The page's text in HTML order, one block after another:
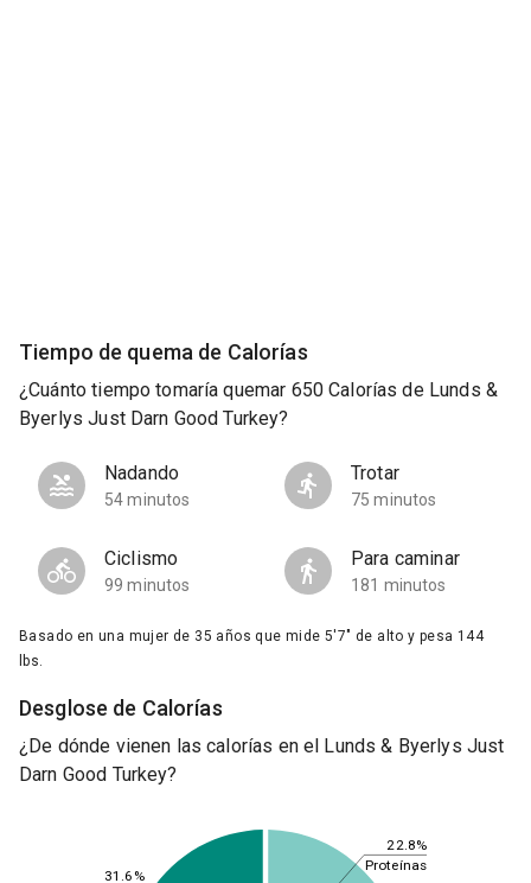
Tiempo de quema de Calorías
¿Cuánto tiempo tomaría quemar 650 Calorías de Lunds &
Byerlys Just Darn Good Turkey?
Nadando
54 minutos
Trotar
75 minutos
Ciclismo
99 minutos
Para caminar
181 minutos
Basado en una mujer de 35 años que mide 5'7" de alto y pesa 144
lbs.
Desglose de Calorías
¿De dónde vienen las calorías en el Lunds & Byerlys Just
Darn Good Turkey?
22.8%
31.6%
Proteínas